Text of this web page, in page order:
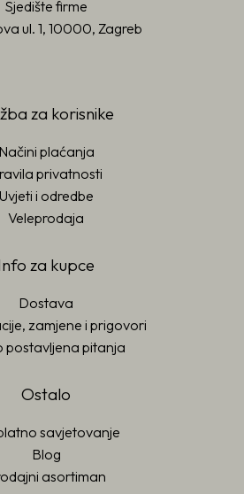
Sjedište firme
ul. 1, 10000, Zagreb
za korisnike
Načini plaćanja
privatnosti
Uvjeti i odredbe
Veleprodaja
za kupce
Dostava
zamjene i prigovori
postavljena pitanja
Ostalo
savjetovanje
Blog
asortiman